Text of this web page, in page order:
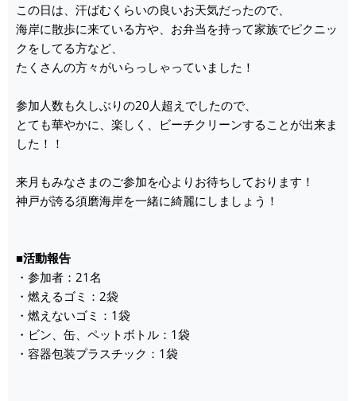
この日は、汗ばむくらいの良いお天気だったので、
海岸に散歩に来ている方や、お弁当を持って家族でピクニッ
クをしてる方など、
たくさんの方々がいらっしゃっていました！
参加人数も久しぶりの20人超えでしたので、
とても華やかに、楽しく、ビーチクリーンすることが出来ま
した！！
来月もみなさまのご参加を心よりお待ちしております！
神戸が誇る須磨海岸を一緒に綺麗にしましょう！
■活動報告
・参加者：21名
・燃えるゴミ：2袋
・燃えないゴミ：1袋
・ビン、缶、ペットボトル：1袋
・容器包装プラスチック：1袋